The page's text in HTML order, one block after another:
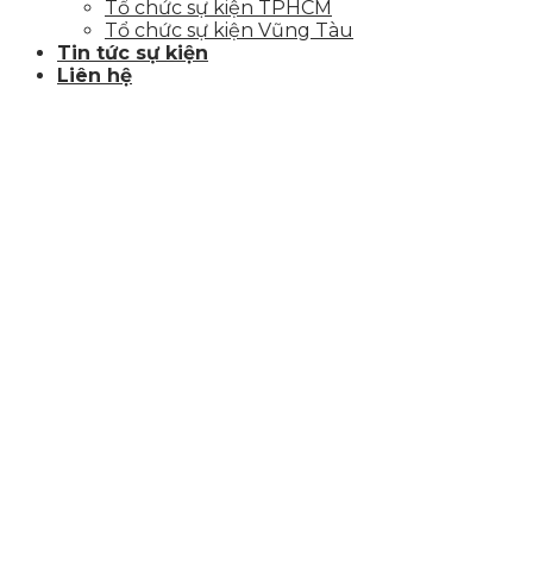
Tổ chức sự kiện TPHCM
Tổ chức sự kiện Vũng Tàu
Tin tức sự kiện
Liên hệ